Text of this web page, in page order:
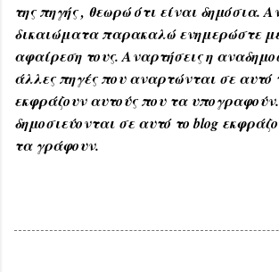
της πηγής , θεωρώ ότι είναι δημόσια.
δικαιώματα παρακαλώ ενημερώστε
αφαίρεση τους. Αναρτήσεις η
άλλες πηγές που αναρτώνται σε αυτό
εκφράζουν αυτούς που τα
δημοσιεύονται σε αυτό το blog
τα γράφουν.